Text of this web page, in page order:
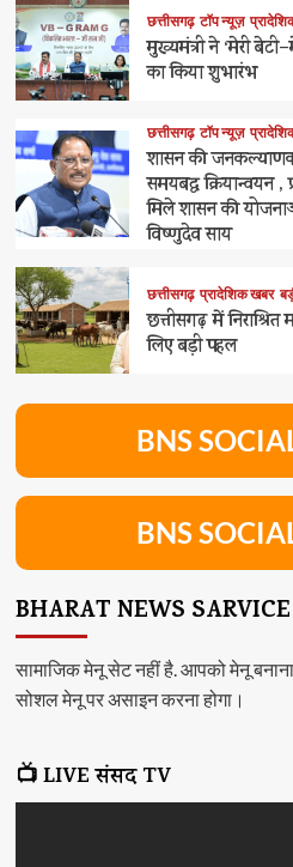
छत्तीसगढ़ टॉप न्यूज़
मुख्यमंत्री ने ‘मेरी
का किया शुभारंभ
छत्तीसगढ़ टॉप न्यूज़
शासन की
समयबद्ध क्रियान्वयन ,
मिले शासन की
विष्णुदेव साय
छत्तीसगढ़ प्रादेशिक खबर
छत्तीसगढ़ में
लिए बड़ी पहल
BNS
BNS
BHARAT NEWS SARVICE
सामाजिक मेनू सेट नहीं है. आपको मेनू
सोशल मेनू पर असाइन करना होगा।
📺 LIVE संसद TV